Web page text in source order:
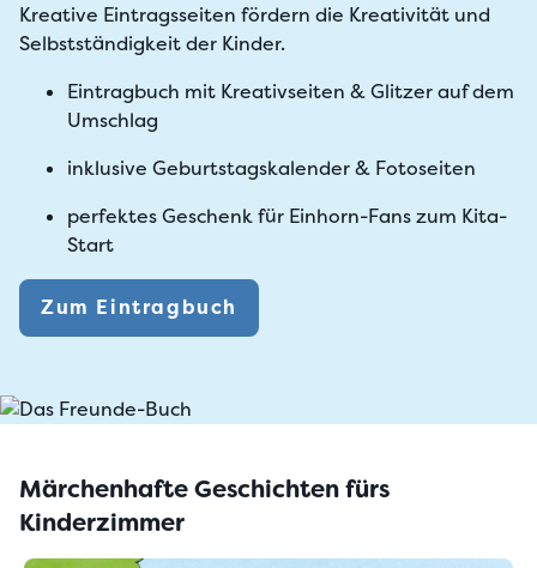
Kreative Eintragsseiten fördern die Kreativität und
Selbstständigkeit der Kinder.
Eintragbuch mit Kreativseiten & Glitzer auf dem
Umschlag
inklusive Geburtstagskalender & Fotoseiten
perfektes Geschenk für Einhorn-Fans zum Kita-
Start
Zum Eintragbuch
Märchenhafte Geschichten fürs
Kinderzimmer